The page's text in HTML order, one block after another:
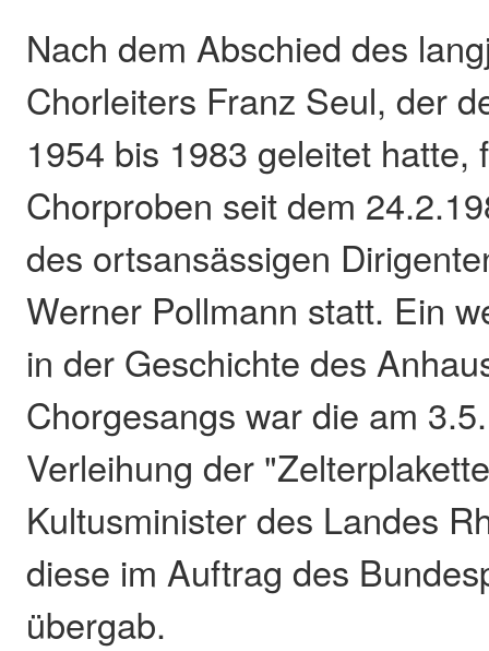
Nach dem Abschied des
Chorleiters Franz Seul, der
1954 bis 1983 geleitet hatte,
Chorproben seit dem
des ortsansässigen
Werner Pollmann statt. Ein
in der Geschichte des
Chorgesangs war die am
Verleihung der
Kultusminister des Landes
diese im Auftrag des
übergab.